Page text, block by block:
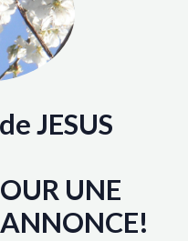
JESUS
UNE